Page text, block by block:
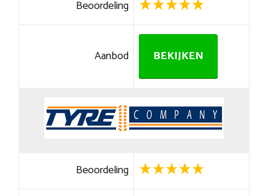
Beoordeling
Aanbod BEKIJKEN
Beoordeling